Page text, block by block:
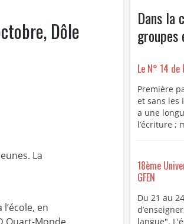
Dôle
La
en
Dans la
Le N° 14
Première
et sans les
a une
l’écriture ;
18ème
GFEN
Du 21 au
langue".